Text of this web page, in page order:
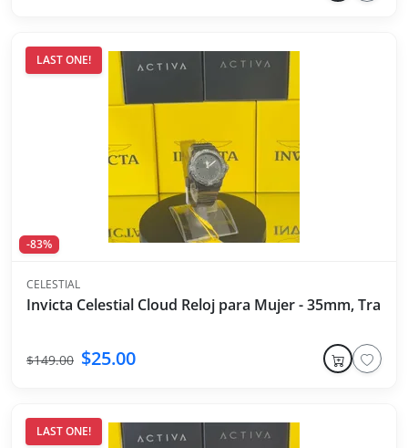
LAST ONE!
-83%
CELESTIAL
Invicta Celestial Cloud Reloj para Mujer - 35mm,
$149.00 $25.00
LAST ONE!